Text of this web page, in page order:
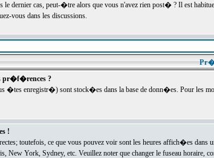
le dernier cas, peut-�tre alors que vous n'avez rien post� ? Il est
vous dans les discussions.
pr�f�rences ?
�tes enregistr�) sont stock�es dans la base de donn�es. Pour les
!
toutefois, ce que vous pouvez voir sont les heures affich�es
New York, Sydney, etc. Veuillez noter que changer le fuseau